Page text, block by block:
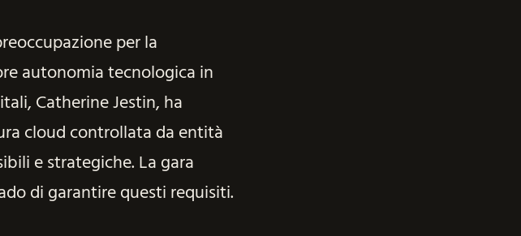
per la
autonomia tecnologica in
Catherine Jestin, ha
cloud controllata da entità
e strategiche. La gara
di garantire questi requisiti.